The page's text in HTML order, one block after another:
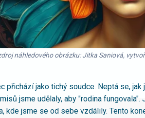
náhledového obrázku: Jitka Saniová,
přichází jako tichý soudce. Neptá se,
jsme udělaly, aby "rodina
kde jsme se od sebe vzdálily. Tento